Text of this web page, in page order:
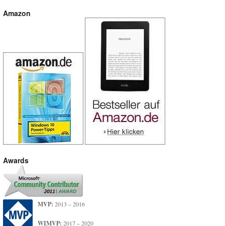
Amazon
Awards
MVP: 2013 – 2016
WIMVP: 2017 – 2020